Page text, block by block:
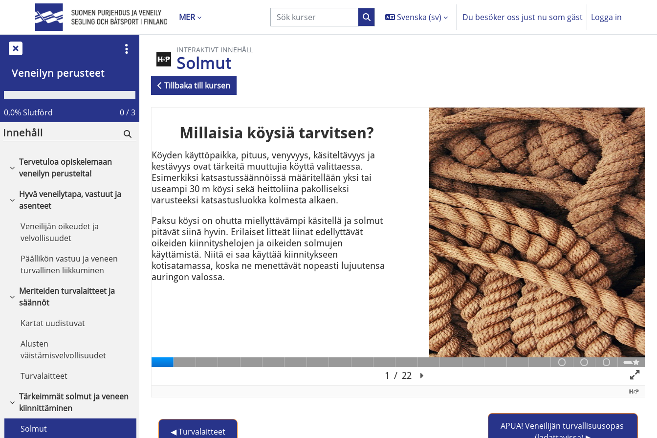
Gå direkt till huvudinnehåll
MER
Svenska ‎(sv)‎ Du besöker oss just nu som gäst Logga in
INTERAKTIVT INNEHÅLL
Solmut
Tillbaka till kursen
◀︎ Turvalaitteet
APUA! Veneilijän turvallisuusopas
Veneilyn perusteet
0,0% Slutförd 0 / 3
Innehåll
Fäll ihop
Tervetuloa opiskelemaan
veneilyn perusteita!
Fäll ihop
Hyvä veneilytapa, vastuut ja
asenteet
Veneilijän oikeudet ja
velvollisuudet
Päällikön vastuu ja veneen
turvallinen liikkuminen
Fäll ihop
Meriteiden turvalaitteet ja
säännöt
Kartat uudistuvat
Alusten
väistämisvelvollisuudet
Turvalaitteet
Fäll ihop
Tärkeimmät solmut ja veneen
kiinnittäminen
Solmut